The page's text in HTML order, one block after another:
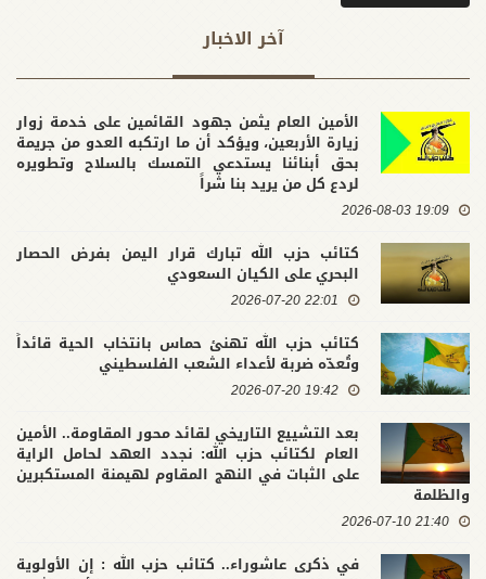
آخر الاخبار
الأمين العام يثمن جهود القائمين على خدمة زوار
زيارة الأربعين، ويؤكد أن ما ارتكبه العدو من جريمة
بحق أبنائنا يستدعي التمسك بالسلاح وتطويره
لردع كل من يريد بنا شراً
19:09 2026-08-03
كتائب حزب الله تبارك قرار اليمن بفرض الحصار
البحري على الكيان السعودي
22:01 2026-07-20
كتائب حزب الله تهنئ حماس بانتخاب الحية قائداً
وتُعدّه ضربة لأعداء الشعب الفلسطيني
19:42 2026-07-20
بعد التشييع التاريخي لقائد محور المقاومة.. الأمين
العام لكتائب حزب الله: نجدد العهد لحامل الراية
على الثبات في النهج المقاوم لهيمنة المستكبرين
والظلمة
21:40 2026-07-10
في ذكرى عاشوراء.. كتائب حزب الله : إن الأولوية